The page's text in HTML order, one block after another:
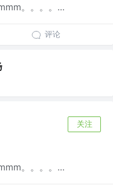
。。。。...
评论
关注
。。。。...